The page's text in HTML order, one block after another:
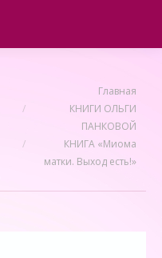
Главная
КНИГИ ОЛЬГИ
ПАНКОВОЙ
КНИГА «Миома
матки. Выход есть!»